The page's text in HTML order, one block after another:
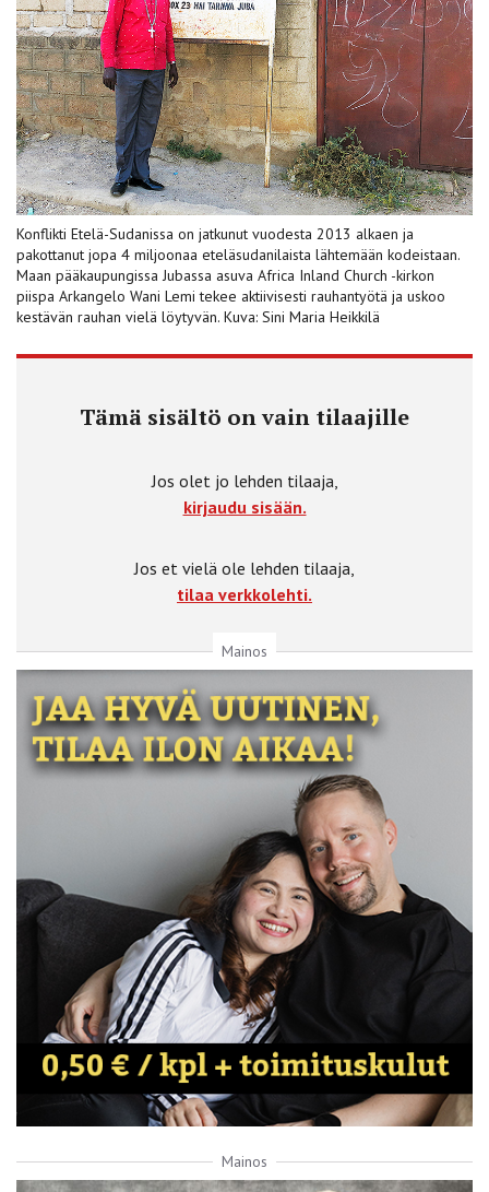
Konflikti Etelä-Sudanissa on jatkunut vuodesta 2013 alkaen ja
pakottanut jopa 4 miljoonaa eteläsudanilaista lähtemään kodeistaan.
Maan pääkaupungissa Jubassa asuva Africa Inland Church -kirkon
piispa Arkangelo Wani Lemi tekee aktiivisesti rauhantyötä ja uskoo
kestävän rauhan vielä löytyvän. Kuva: Sini Maria Heikkilä
Tämä sisältö on vain tilaajille
Jos olet jo lehden tilaaja,
kirjaudu sisään.
Jos et vielä ole lehden tilaaja,
tilaa verkkolehti.
Mainos
Mainos